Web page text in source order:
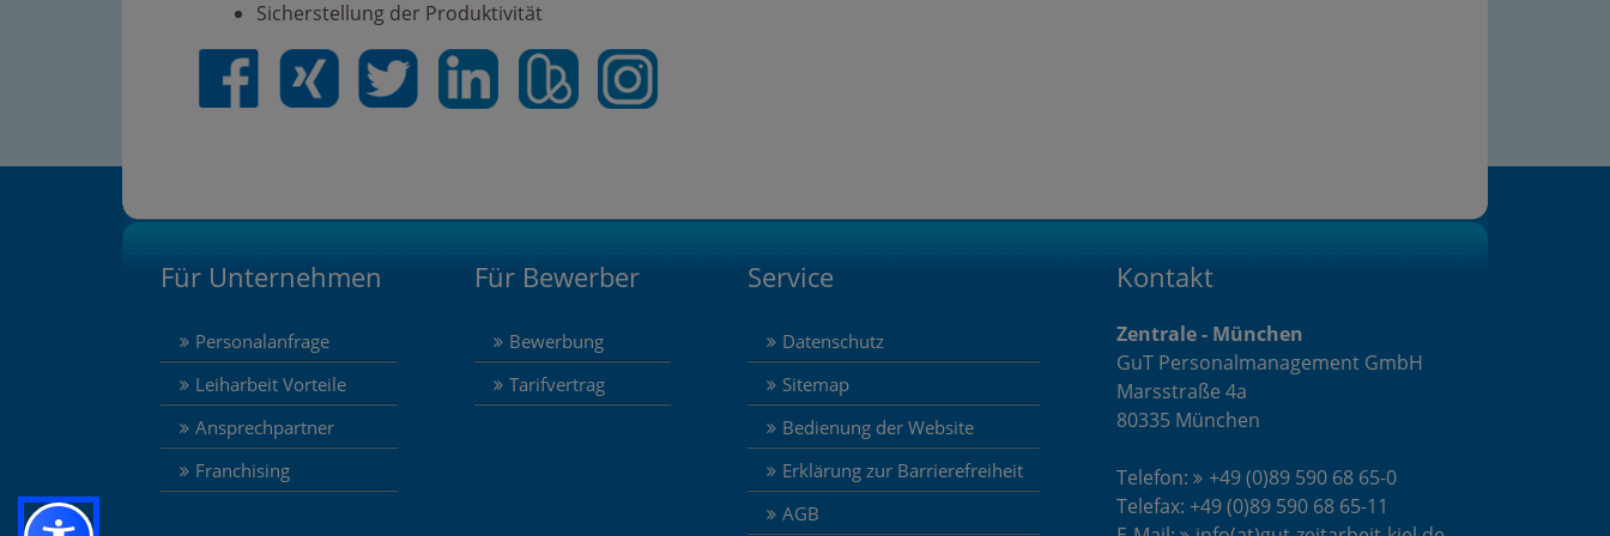
Sicherstellung der Produktivität
Für Unternehmen
Personalanfrage
Leiharbeit Vorteile
Ansprechpartner
Franchising
Für Bewerber
Bewerbung
Tarifvertrag
Service
Datenschutz
Sitemap
Bedienung der Website
Erklärung zur Barrierefreiheit
AGB
Kontakt
Zentrale - München
GuT Personalmanagement GmbH
Marsstraße 4a
80335 München
Telefon:
+49 (0)89 590 68 65-0
Telefax: +49 (0)89 590 68 65-11